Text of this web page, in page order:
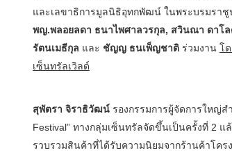
และเลขาธิการมูลนิธิอุทกพัฒน์ ในพระบรมราชู
พญ.พลอยลดา ธนาไพศาลวรกุล, สวินณา ดาโล
รัตนเมธีกุล และ ชัญญ ธนเพ็ญชาติ ร่วมงาน โ
เซ็นทรัลเวิลด์
สุพัตรา จิราธิวัฒน์ รองกรรมการผู้จัดการใหญ่
Festival” ทางกลุ่มเซ็นทรัลจัดขึ้นเป็นครั้งที่ 2
รวบรวมสินค้าที่ได้รับความนิยมจากร้านค้าโค